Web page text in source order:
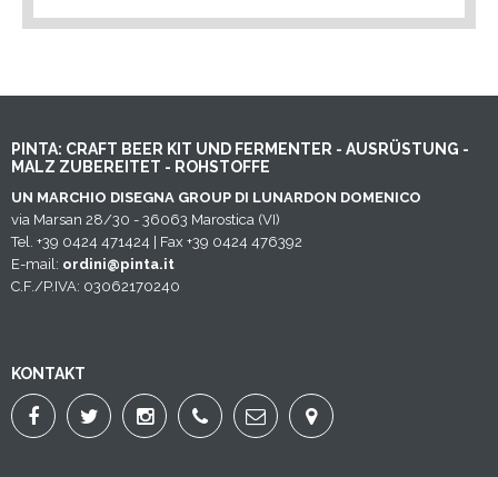
PINTA: CRAFT BEER KIT UND FERMENTER - AUSRÜSTUNG -
MALZ ZUBEREITET - ROHSTOFFE
UN MARCHIO DISEGNA GROUP DI LUNARDON DOMENICO
via Marsan 28/30 - 36063 Marostica (VI)
Tel. +39 0424 471424 | Fax +39 0424 476392
E-mail: ordini@pinta.it
C.F./P.IVA: 03062170240
KONTAKT